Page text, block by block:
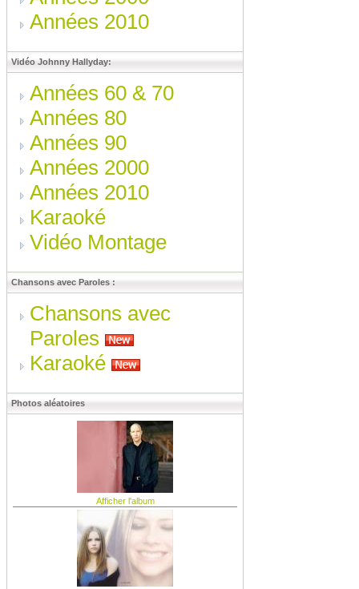
Années 2010
Vidéo Johnny Hallyday:
Années 60 & 70
Années 80
Années 90
Années 2000
Années 2010
Karaoké
Vidéo Montage
Chansons avec Paroles :
Chansons avec
Paroles
Karaoké
Photos aléatoires
Afficher l'album